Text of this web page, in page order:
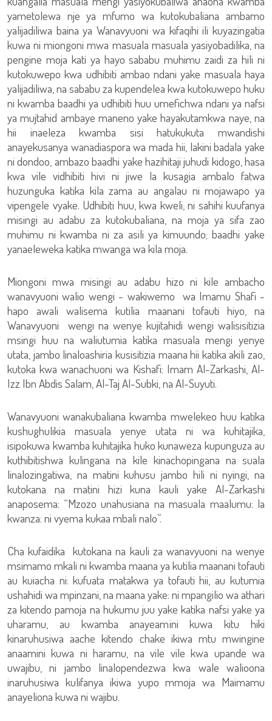
yametolewa nje ya mfumo wa kutokubaliana ambamo
yalijadiliwa baina ya Wanavyuoni wa kifaqihi ili kuyazingatia
kuwa ni miongoni mwa masuala masuala yasiyobadilika, na
pengine moja kati ya hayo sababu muhimu zaidi za hili ni
kutokuwepo kwa udhibiti ambao ndani yake masuala haya
yalijadiliwa, na sababu za kupendelea kwa kutokuwepo huku
ni kwamba baadhi ya udhibiti huu umefichwa ndani ya nafsi
ya mujtahid ambaye maneno yake hayakutamkwa naye, na
hii inaeleza kwamba sisi hatukukuta mwandishi
anayekusanya wanadiaspora wa mada hii, lakini badala yake
ni dondoo, ambazo baadhi yake hazihitaji juhudi kidogo, hasa
kwa vile vidhibiti hivi ni jiwe la kusagia ambalo fatwa
huzunguka katika kila zama au angalau ni mojawapo ya
vipengele vyake. Udhibiti huu, kwa kweli, ni sahihi kuufanya
misingi au adabu za kutokubaliana, na moja ya sifa zao
muhimu ni kwamba ni za asili ya kimuundo; baadhi yake
yanaeleweka katika mwanga wa kila moja.
Miongoni mwa misingi au adabu hizo ni kile ambacho
wanavyuoni walio wengi - wakiwemo wa Imamu Shafi -
hapo awali walisema kutilia maanani tofauti hiyo, na
Wanavyuoni wengi na wenye kujitahidi wengi walisisitizia
msingi huu na waliutumia katika masuala mengi yenye
utata, jambo linaloashiria kusisitizia maana hii katika akili zao,
kutoka kwa wanachuoni wa Kishafi: Imam Al-Zarkashi, Al-
Izz Ibn Abdis Salam, Al-Taj Al-Subki, na Al-Suyuti.
Wanavyuoni wanakubaliana kwamba mwelekeo huu katika
kushughulikia masuala yenye utata ni wa kuhitajika,
isipokuwa kwamba kuhitajika huko kunaweza kupunguza au
kuthibitishwa kulingana na kile kinachopingana na suala
linalozingatiwa, na matini kuhusu jambo hili ni nyingi, na
kutokana na matini hizi kuna kauli yake Al-Zarkashi
anaposema: “Mzozo unahusiana na masuala maalumu: la
kwanza: ni vyema kukaa mbali nalo”.
Cha kufaidika kutokana na kauli za wanavyuoni na wenye
msimamo mkali ni kwamba maana ya kutilia maanani tofauti
au kuiacha ni: kufuata matakwa ya tofauti hii, au kutumia
ushahidi wa mpinzani, na maana yake: ni mpangilio wa athari
za kitendo pamoja na hukumu juu yake katika nafsi yake ya
uharamu, au kwamba anayeamini kuwa kitu hiki
kinaruhusiwa aache kitendo chake ikiwa mtu mwingine
anaamini kuwa ni haramu, na vile vile kwa upande wa
uwajibu, ni jambo linalopendezwa kwa wale walioona
inaruhusiwa kulifanya ikiwa yupo mmoja wa Maimamu
anayeliona kuwa ni wajibu.